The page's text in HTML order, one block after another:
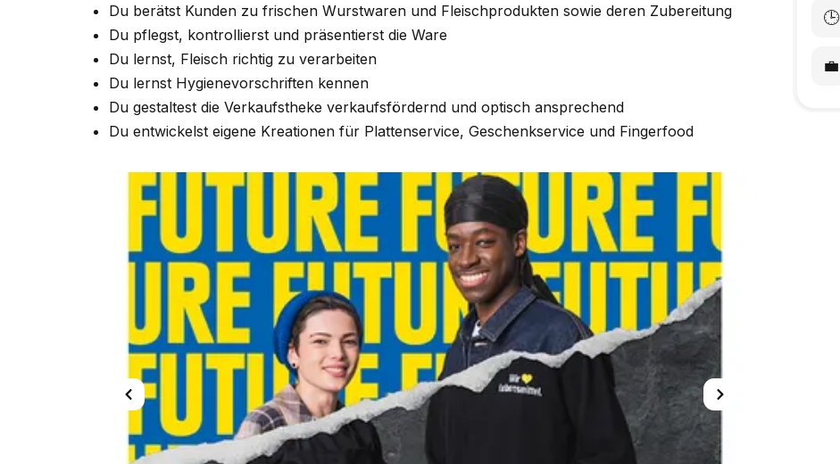
Du berätst Kunden zu frischen Wurstwaren und Fleischprodukten sowie deren Zubereitung
Du pflegst, kontrollierst und präsentierst die Ware
Du lernst, Fleisch richtig zu verarbeiten
Du lernst Hygienevorschriften kennen
Du gestaltest die Verkaufstheke verkaufsfördernd und optisch ansprechend
Du entwickelst eigene Kreationen für Plattenservice, Geschenkservice und Fingerfood
🕒
💼